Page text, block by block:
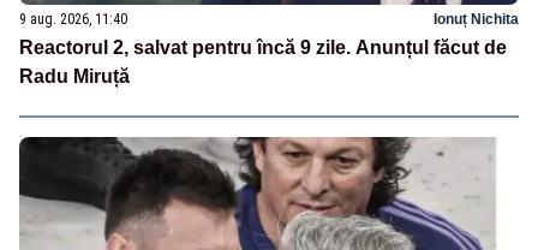
9 aug. 2026, 11:40 Ionuț Nichita
Reactorul 2, salvat pentru încă 9 zile. Anunțul făcut de
Radu Miruță